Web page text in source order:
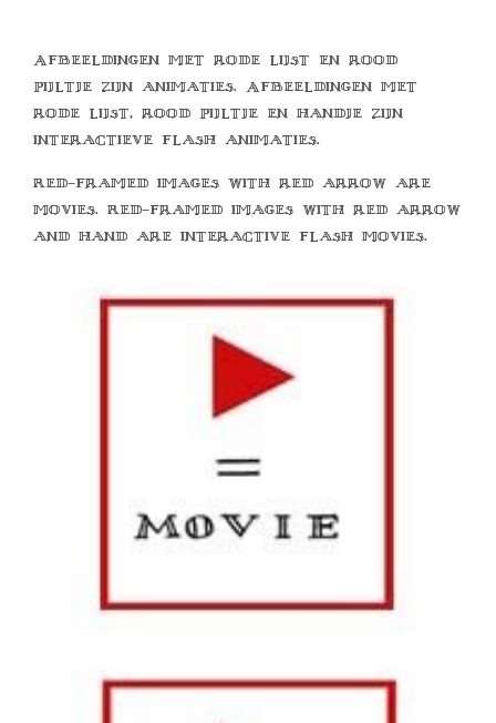
Afbeeldingen met rode lijst en rood
pijltje zijn animaties. Afbeeldingen met
rode lijst, rood pijltje en handje zijn
interactieve flash animaties.
Red-framed images with red arrow are
movies. Red-framed images with red arrow
and hand are interactive flash movies.